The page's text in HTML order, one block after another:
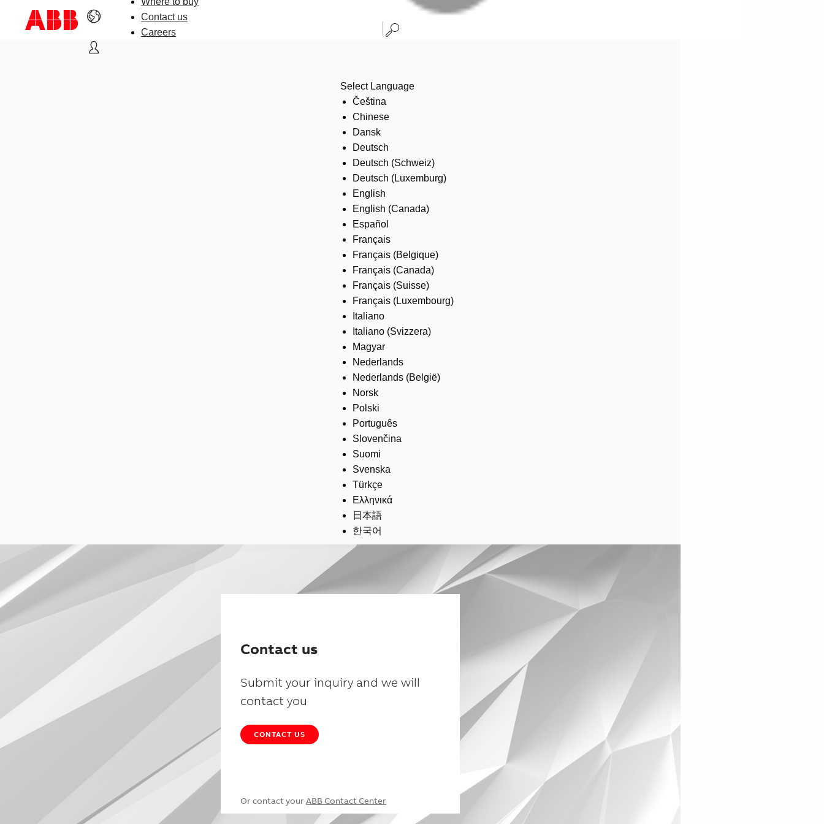
Contact us
Careers
Select Language
Čeština
Chinese
Dansk
Deutsch
Deutsch (Schweiz)
Deutsch (Luxemburg)
English
English (Canada)
Español
Français
Français (Belgique)
Français (Canada)
Français (Suisse)
Français (Luxembourg)
Italiano
Italiano (Svizzera)
Magyar
Nederlands
Nederlands (België)
Norsk
Polski
Português
Slovenčina
Suomi
Svenska
Türkçe
Ελληνικά
日本語
한국어
Contact us
Submit your inquiry and we will
contact you
CONTACT US
Or contact your ABB Contact Center